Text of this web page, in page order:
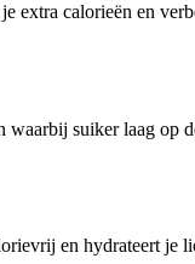
extra calorieën en
waarbij suiker laag op
en hydrateert je